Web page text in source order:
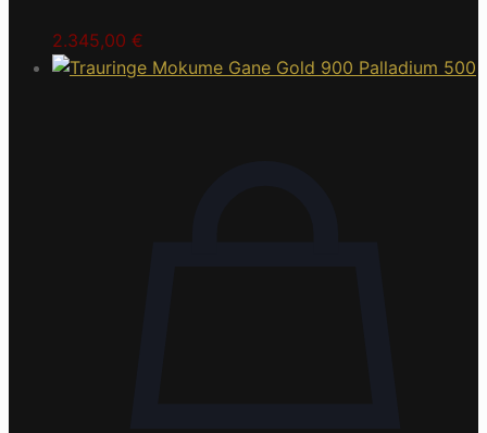
2.345,00 €